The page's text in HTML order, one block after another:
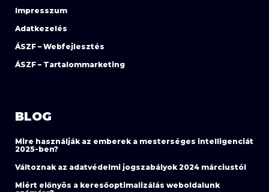
Impresszum
Adatkezelés
ÁSZF – Webfejlesztés
ÁSZF – Tartalommarketing
BLOG
Mire használják az emberek a mesterséges intelligenciát
2025-ben?
Változnak az adatvédelmi jogszabályok 2024 márciustól
Miért előnyös a keresőoptimalizálás weboldalunk